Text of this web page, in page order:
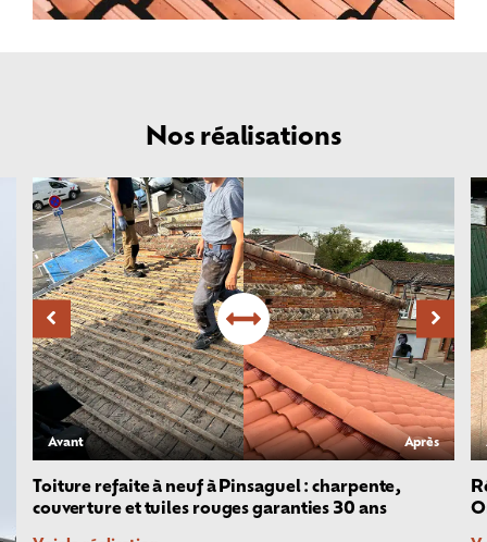
Nos réalisations
Avant Après
Toiture refaite à neuf à Pinsaguel : charpente,
couverture et tuiles rouges garanties 30 ans